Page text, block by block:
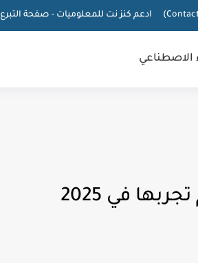
ادعم كنز نت للمعلوميات - صفحة التبرع
الاصطناعي
في 2025